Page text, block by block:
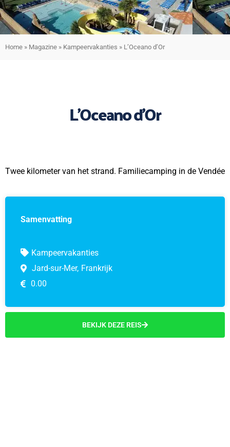
Home » Magazine » Kampeervakanties » L’Oceano d’Or
L’Oceano d’Or
Twee kilometer van het strand. Familiecamping in de Vendée
Samenvatting
Kampeervakanties
Jard-sur-Mer, Frankrijk
0.00
BEKIJK DEZE REIS